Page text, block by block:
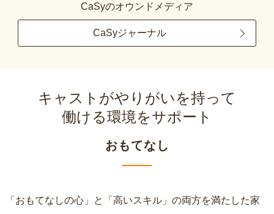
CaSyのオウンドメディア
CaSyジャーナル
キャストがやりがいを持って
働ける環境をサポート
おもてなし
「おもてなしの心」と「高いスキル」の両方を満たした家